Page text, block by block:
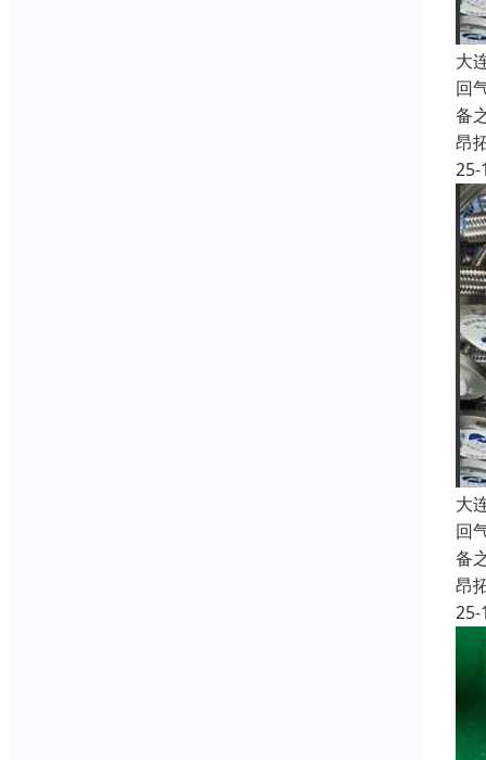
大
回
备
昂
25-
大
回
备
昂
25-